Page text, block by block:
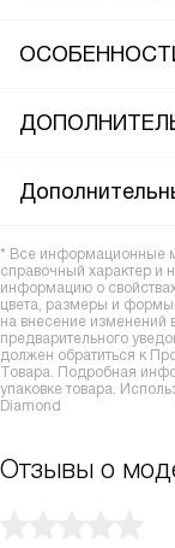
* Все информационные
справочный характер и
информацию о
цвета, размеры и
на внесение изменений
предварительного
должен обратиться к
Товара. Подробная
упаковке товара.
Diamond
Отзывы о